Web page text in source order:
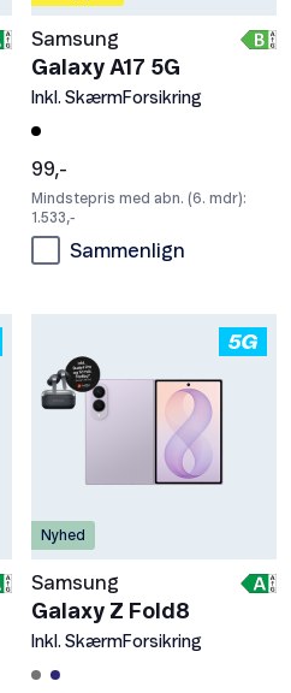
Samsung
Galaxy A17 5G
Inkl. SkærmForsikring
99,-
Mindstepris med abn. (6. mdr):
1.533,-
Sammenlign
Nyhed
Samsung
Galaxy Z Fold8
Inkl. SkærmForsikring